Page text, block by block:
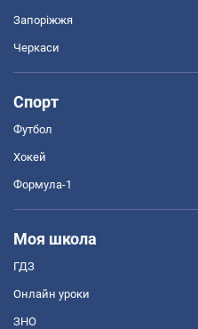
Запоріжжя
Черкаси
Спорт
Футбол
Хокей
Формула-1
Моя школа
ГДЗ
Онлайн уроки
ЗНО